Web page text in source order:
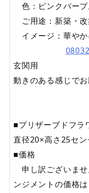
色：ピンクパー
ご用途：新築・
イメージ：華やか
玄関用
動きのある感じで
■プリザーブドフラ
直径20×高さ25セン
■価格
申し訳ございま
ンジメントの価格は